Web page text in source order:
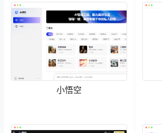
小悟空